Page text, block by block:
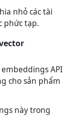
nhỏ các tài
phức tạp.
API
cho sản phẩm
này trong